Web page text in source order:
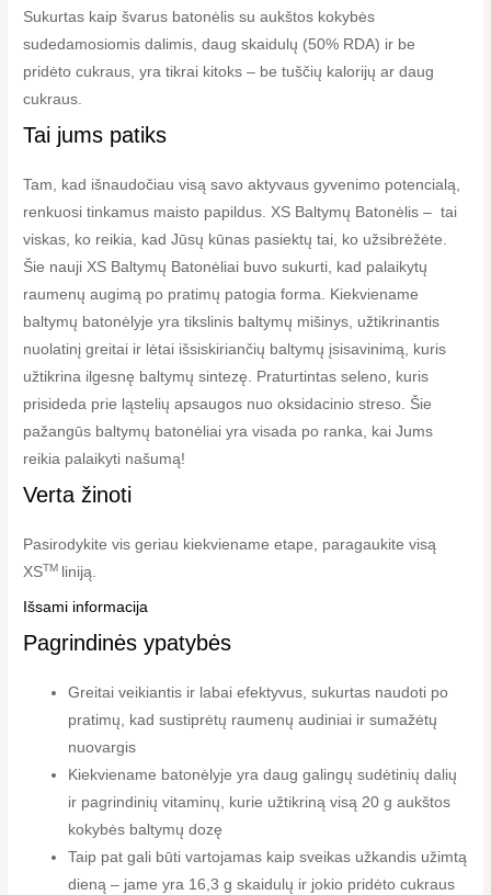
Sukurtas kaip švarus batonėlis su aukštos kokybės
sudedamosiomis dalimis, daug skaidulų (50% RDA) ir be
pridėto cukraus, yra tikrai kitoks – be tuščių kalorijų ar daug
cukraus.
Tai jums patiks
Tam, kad išnaudočiau visą savo aktyvaus gyvenimo potencialą,
renkuosi tinkamus maisto papildus. XS Baltymų Batonėlis – tai
viskas, ko reikia, kad Jūsų kūnas pasiektų tai, ko užsibrėžėte.
Šie nauji XS Baltymų Batonėliai buvo sukurti, kad palaikytų
raumenų augimą po pratimų patogia forma. Kiekviename
baltymų batonėlyje yra tikslinis baltymų mišinys, užtikrinantis
nuolatinį greitai ir lėtai išsiskiriančių baltymų įsisavinimą, kuris
užtikrina ilgesnę baltymų sintezę. Praturtintas seleno, kuris
prisideda prie ląstelių apsaugos nuo oksidacinio streso. Šie
pažangūs baltymų batonėliai yra visada po ranka, kai Jums
reikia palaikyti našumą!
Verta žinoti
Pasirodykite vis geriau kiekviename etape, paragaukite visą
XSTM liniją.
Išsami informacija
Pagrindinės ypatybės
Greitai veikiantis ir labai efektyvus, sukurtas naudoti po
pratimų, kad sustiprėtų raumenų audiniai ir sumažėtų
nuovargis
Kiekviename batonėlyje yra daug galingų sudėtinių dalių
ir pagrindinių vitaminų, kurie užtikriną visą 20 g aukštos
kokybės baltymų dozę
Taip pat gali būti vartojamas kaip sveikas užkandis užimtą
dieną – jame yra 16,3 g skaidulų ir jokio pridėto cukraus